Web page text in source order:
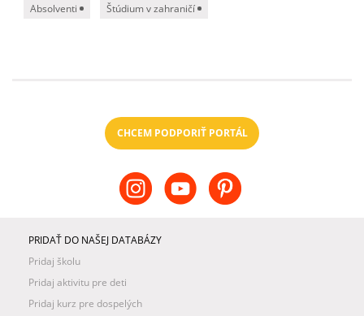
Absolventi Štúdium v zahraničí
CHCEM PODPORIŤ PORTÁL
PRIDAŤ DO NAŠEJ DATABÁZY
Pridaj školu
Pridaj aktivitu pre deti
Pridaj kurz pre dospelých